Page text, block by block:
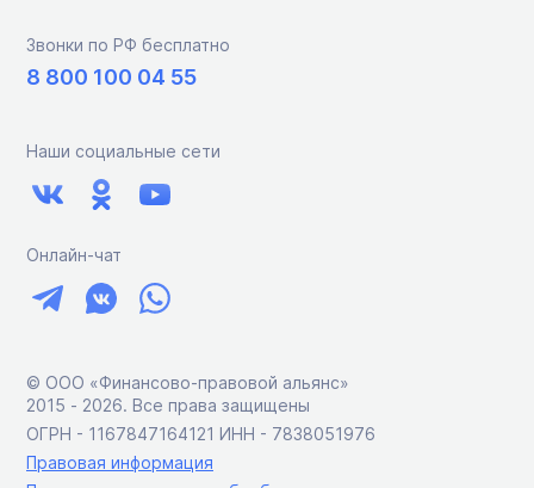
Звонки по РФ бесплатно
8 800 100 04 55
Наши социальные сети
Онлайн-чат
© ООО «Финансово-правовой альянс»
2015 ‑ 2026. Все права защищены
ОГРН - 1167847164121 ИНН - 7838051976
Правовая информация